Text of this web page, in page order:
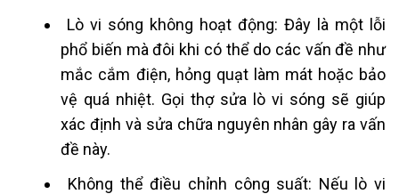
Lò vi sóng không hoạt động: Đây là một lỗi
phổ biến mà đôi khi có thể do các vấn đề như
mắc cắm điện, hỏng quạt làm mát hoặc bảo
vệ quá nhiệt. Gọi thợ sửa lò vi sóng sẽ giúp
xác định và sửa chữa nguyên nhân gây ra vấn
đề này.
Không thể điều chỉnh công suất: Nếu lò vi